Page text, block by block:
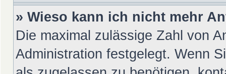
» Wieso kann ich nicht mehr
Die maximal zulässige Zahl von
Administration festgelegt. Wenn